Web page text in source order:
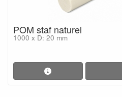
POM staf naturel
1000 x D: 20 mm